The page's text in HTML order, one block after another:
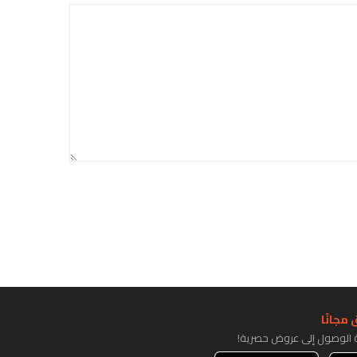
مجانًا
الوصول إلى عروض حصرية!